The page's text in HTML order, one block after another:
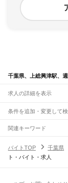
千葉県、上総興津駅、
求人の詳細を表示
条件を追加・変更して
市区町村を追加・変更
千葉県すべて
千葉市 すべて
駅を追加・変更
職種を追加・変更
関連キーワード
バイトTOP
千葉県
ト・バイト・求人